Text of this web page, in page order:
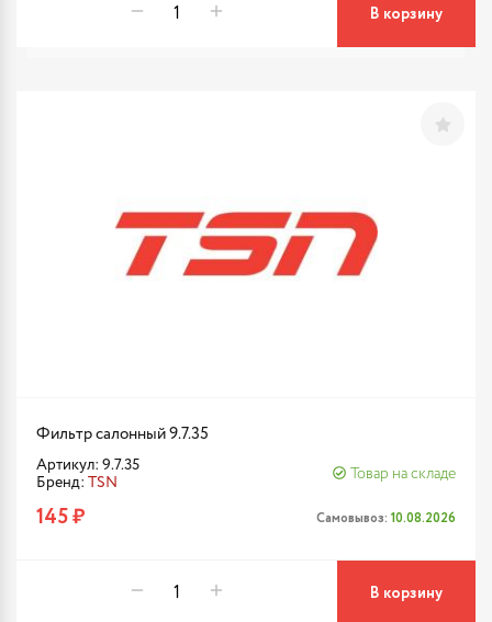
В корзину
Фильтр салонный 9.7.35
Артикул: 9.7.35
Бренд: TSN
Товар на складе
145 ₽ Самовывоз: 10.08.2026
В корзину